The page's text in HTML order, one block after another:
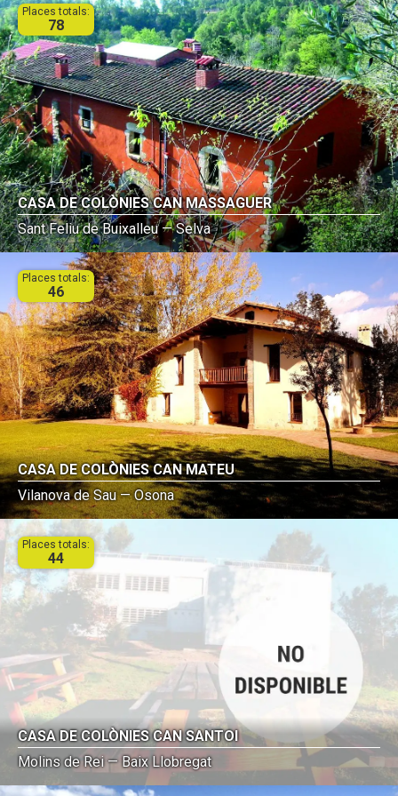
CASA DE COLÒNIES CAN MASSAGUER
Sant Feliu de Buixalleu — Selva
Places totals:
78
CASA DE COLÒNIES CAN MATEU
Vilanova de Sau — Osona
Places totals:
46
CASA DE COLÒNIES CAN SANTOI
Molins de Rei — Baix Llobregat
Places totals:
44